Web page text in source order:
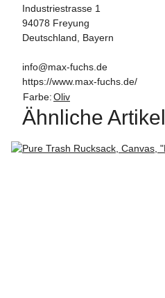
Industriestrasse 1
94078 Freyung
Deutschland, Bayern
info@max-fuchs.de
https://www.max-fuchs.de/
Farbe:Oliv
Ähnliche Artikel